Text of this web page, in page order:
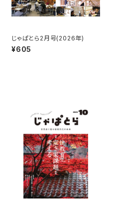
じゃぱとら2月号(2026年)
¥605